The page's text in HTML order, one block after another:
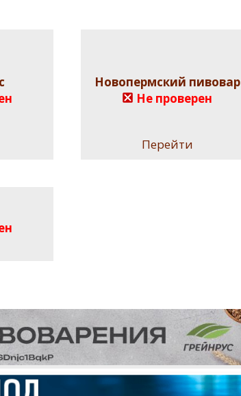
Новопермский пивовар
Не проверен
Перейти